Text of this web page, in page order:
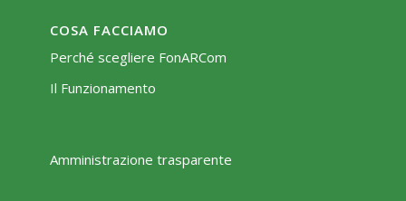
COSA FACCIAMO
Perché scegliere FonARCom
Il Funzionamento
Amministrazione trasparente